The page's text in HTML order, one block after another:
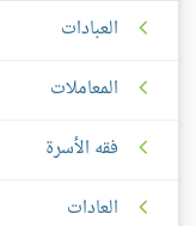
العبادات
المعاملات
فقه الأسرة
العادات